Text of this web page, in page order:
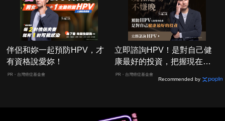
伴侶和妳一起預防HPV，才
有資格說愛妳！
PR・台灣癌症基金會
立即諮詢HPV！是對自己健
康最好的投資，把握現在不
嫌晚！
PR・台灣癌症基金會
Recommended by